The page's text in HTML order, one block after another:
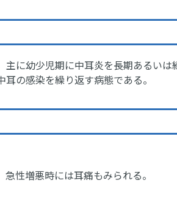
に幼少児期に中耳炎を長期あるい
の感染を繰り返す病態である。
性増悪時には耳痛もみられる。